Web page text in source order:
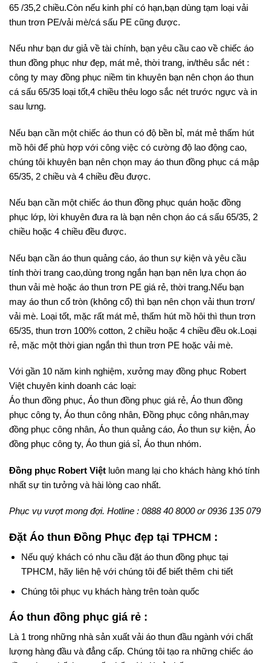
65 /35,2 chiều.Còn nếu kinh phí có hạn,bạn dùng tạm loại vải
thun trơn PE/vải mè/cá sấu PE cũng được.
Nếu như bạn dư giả về tài chính, bạn yêu cầu cao về chiếc áo
thun đồng phục như đẹp, mát mẻ, thời trang, in/thêu sắc nét :
công ty may đồng phục niềm tin khuyên bạn nên chọn áo thun
cá sấu 65/35 loại tốt,4 chiều thêu logo sắc nét trước ngực và in
sau lưng.
Nếu bạn cần một chiếc áo thun có độ bền bỉ, mát mẻ thấm hút
mồ hôi để phù hợp với công việc có cường độ lao động cao,
chúng tôi khuyên bạn nên chọn may áo thun đồng phục cá mập
65/35, 2 chiều và 4 chiều đều được.
Nếu bạn cần một chiếc áo thun đồng phục quán hoặc đồng
phục lớp, lời khuyên đưa ra là bạn nên chọn áo cá sấu 65/35, 2
chiều hoặc 4 chiều đều được.
Nếu bạn cần áo thun quảng cáo, áo thun sự kiện và yêu cầu
tính thời trang cao,dùng trong ngắn hạn bạn nên lựa chọn áo
thun vải mè hoặc áo thun trơn PE giá rẻ, thời trang.Nếu bạn
may áo thun cổ tròn (không cổ) thì bạn nên chọn vải thun trơn/
vải mè. Loại tốt, mặc rất mát mẻ, thấm hút mồ hôi thì thun trơn
65/35, thun trơn 100% cotton, 2 chiều hoặc 4 chiều đều ok.Loại
rẻ, mặc một thời gian ngắn thì thun trơn PE hoặc vải mè.
Với gần 10 năm kinh nghiệm, xưởng may đồng phục Robert
Việt chuyên kinh doanh các loại:
Áo thun đồng phục, Áo thun đồng phục giá rẻ, Áo thun đồng
phục công ty, Áo thun công nhân, Đồng phục công nhân,may
đồng phục công nhân, Áo thun quảng cáo, Áo thun sự kiện, Áo
đồng phục công ty, Áo thun giá sỉ, Áo thun nhóm.
Đồng phục Robert Việt luôn mang lại cho khách hàng khó tính
nhất sự tin tưởng và hài lòng cao nhất.
Phục vụ vượt mong đợi. Hotline : 0888 40 8000 or 0936 135 079
Đặt Áo thun Đồng Phục đẹp tại TPHCM :
Nếu quý khách có nhu cầu đặt áo thun đồng phục tại
TPHCM, hãy liên hệ với chúng tôi để biết thêm chi tiết
Chúng tôi phục vụ khách hàng trên toàn quốc
Áo thun đồng phục giá rẻ :
Là 1 trong những nhà sản xuất vải áo thun đầu ngành với chất
lượng hàng đầu và đẳng cấp. Chúng tôi tạo ra những chiếc áo